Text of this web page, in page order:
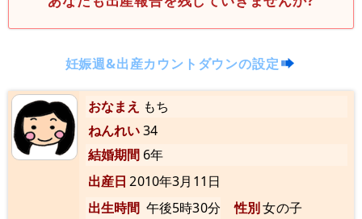
妊娠週&出産カウントダウンの設定
おなまえ もち
ねんれい34
結婚期間 6年
出産日 2010年3月11日
出生時間 午後5時30分 性別女の子